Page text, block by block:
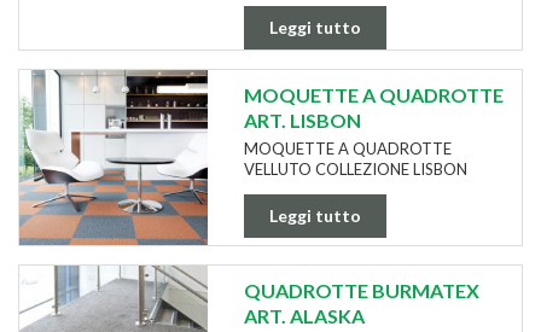
Leggi tutto
MOQUETTE A QUADROTTE
ART. LISBON
MOQUETTE A QUADROTTE
VELLUTO COLLEZIONE LISBON
Leggi tutto
QUADROTTE BURMATEX
ART. ALASKA